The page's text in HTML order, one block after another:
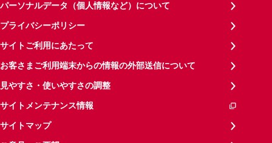
パーソナルデータ（個人情報など）について
プライバシーポリシー
サイトご利用にあたって
お客さまご利用端末からの情報の外部送信について
見やすさ・使いやすさの調整
サイトメンテナンス情報
サイトマップ